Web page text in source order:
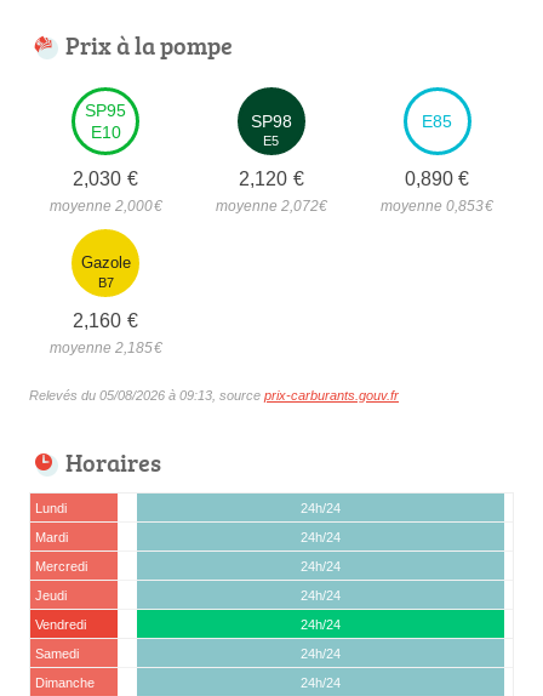
Prix à la pompe
SP95
E10
2,030 €
moyenne 2,000€
SP98
E5
2,120 €
moyenne 2,072€
E85
0,890 €
moyenne 0,853€
Gazole
B7
2,160 €
moyenne 2,185€
Relevés du 05/08/2026 à 09:13, source prix-carburants.gouv.fr
Horaires
Lundi
24h/24
Mardi
24h/24
Mercredi
24h/24
Jeudi
24h/24
Vendredi
24h/24
Samedi
24h/24
Dimanche
24h/24